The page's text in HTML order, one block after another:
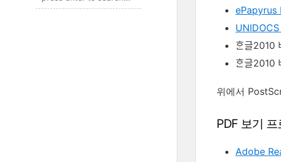
ePapyrus
ᄒᆞᆫ글
ᄒᆞᆫ글
위에서
PDF 보기 프
Adobe